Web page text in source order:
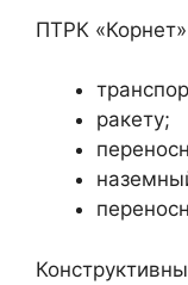
ПТРК
ракету;